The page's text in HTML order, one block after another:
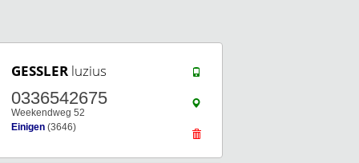
GESSLER luzius
0336542675
Weekendweg 52
Einigen (3646)